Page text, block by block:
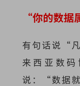
“你的数据
有句话说“
来西亚数
说：“数据